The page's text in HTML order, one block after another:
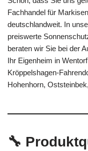
Fachhandel für
deutschlandweit. In
preiswerte
beraten wir Sie bei der
Ihr Eigenheim in
Kröppelshagen-
Hohenhorn, Oststeinbek,
🔧